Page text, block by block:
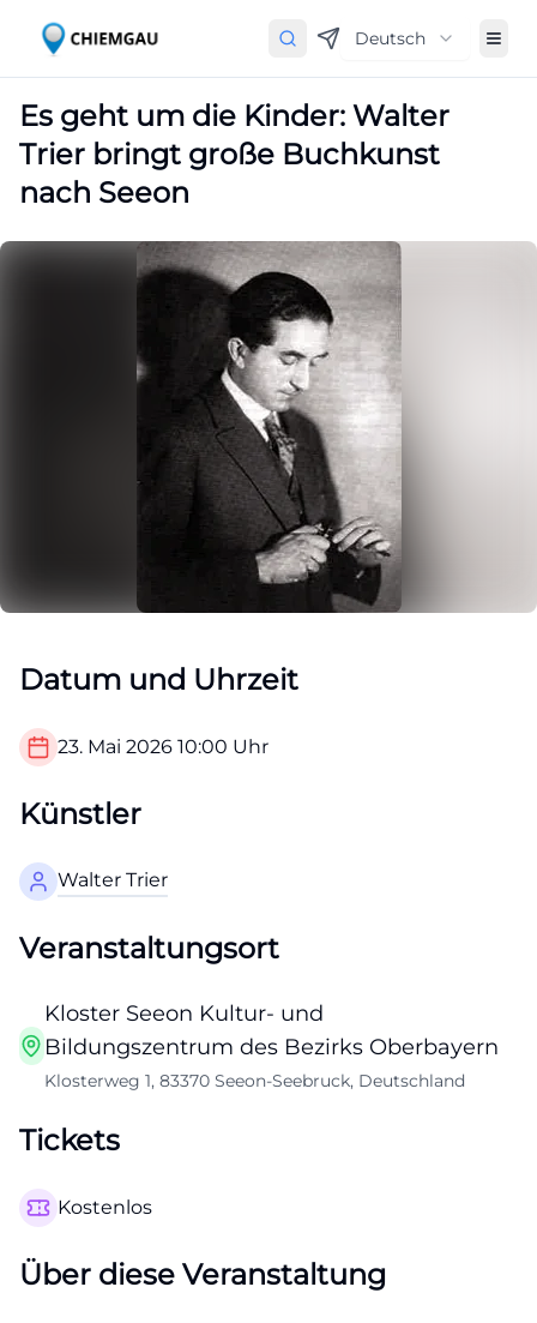
Deutsch
Es geht um die Kinder: Walter
Trier bringt große Buchkunst
nach Seeon
Datum und Uhrzeit
23. Mai 2026 10:00 Uhr
Künstler
Walter Trier
Veranstaltungsort
Kloster Seeon Kultur- und
Bildungszentrum des Bezirks Oberbayern
Klosterweg 1, 83370 Seeon-Seebruck, Deutschland
Tickets
Kostenlos
Über diese Veranstaltung